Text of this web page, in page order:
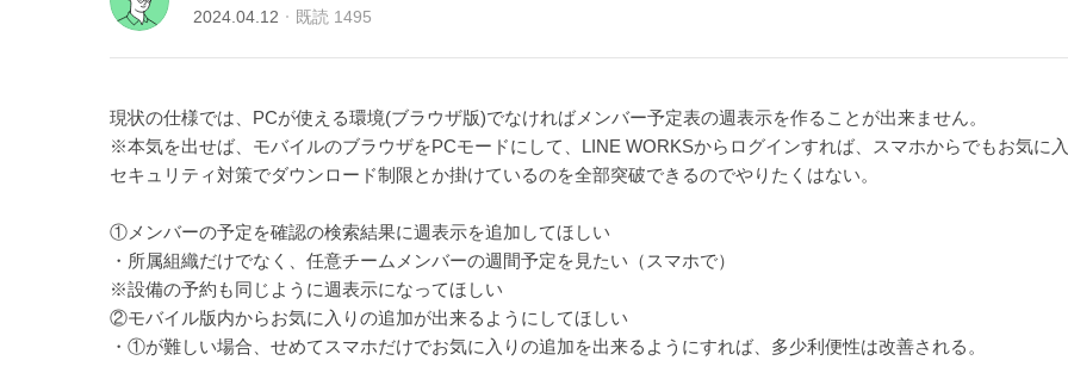
2024.04.12 既読 1495
現状の仕様では、PCが使える環境(ブラウザ版)でなければメンバー予定表の週表示を作ることが出来ません。
※本気を出せば、モバイルのブラウザをPCモードにして、LINE WORKSからログインすれば、スマホからでもお気に
セキュリティ対策でダウンロード制限とか掛けているのを全部突破できるのでやりたくはない。
①メンバーの予定を確認の検索結果に週表示を追加してほしい
・所属組織だけでなく、任意チームメンバーの週間予定を見たい（スマホで）
※設備の予約も同じように週表示になってほしい
②モバイル版内からお気に入りの追加が出来るようにしてほしい
・①が難しい場合、せめてスマホだけでお気に入りの追加を出来るようにすれば、多少利便性は改善される。